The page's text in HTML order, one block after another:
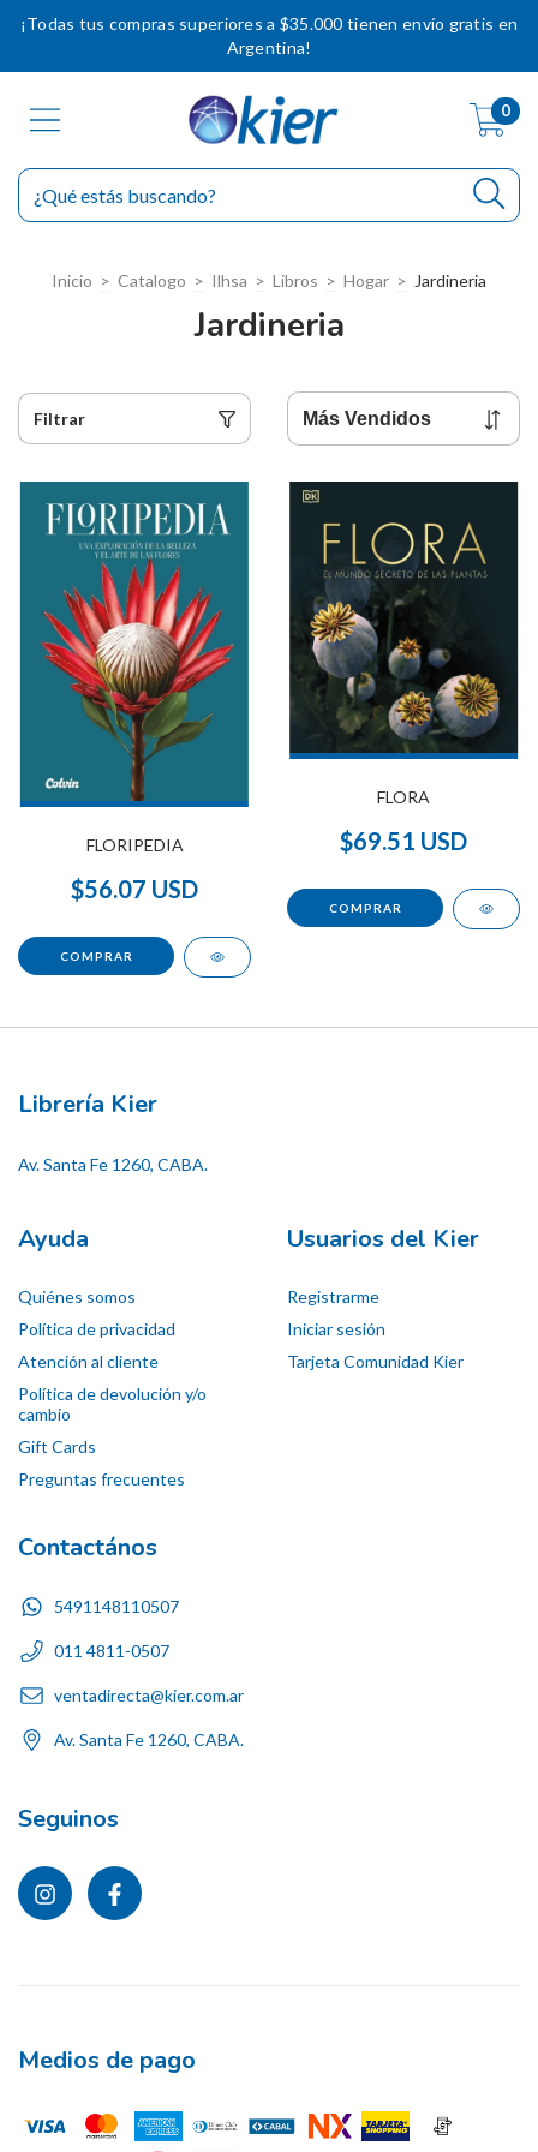
¡Todas tus compras superiores a $35.000 tienen envío gratis en
Argentina!
0
Inicio > Catalogo > Ilhsa > Libros > Hogar > Jardineria
Jardineria
Filtrar
FLORIPEDIA
$56.07 USD
FLORA
$69.51 USD
Librería Kier
Av. Santa Fe 1260, CABA.
Ayuda
Quiénes somos
Política de privacidad
Atención al cliente
Política de devolución y/o
cambio
Gift Cards
Preguntas frecuentes
Usuarios del Kier
Registrarme
Iniciar sesión
Tarjeta Comunidad Kier
Contactános
5491148110507
011 4811-0507
ventadirecta@kier.com.ar
Av. Santa Fe 1260, CABA.
Seguinos
Medios de pago